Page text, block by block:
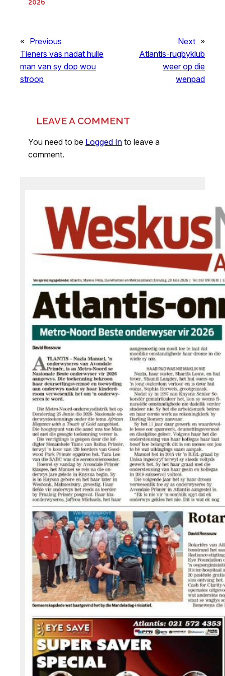
2026
« Previous
Tieners vas nadat hulle
man van sy dop wou
stroop
Next »
Atlantis-rugbyklub
weer op die
wenpad
LEAVE A COMMENT
You need to be Logged In to leave a
comment.